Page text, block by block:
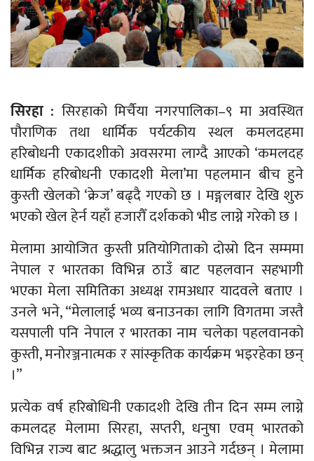
सिरहा : सिरहाको मिर्चैया नगरपालिका–९ मा अवस्थित
पौराणिक तथा धार्मिक पर्यटकीय स्थल कमलदहमा
हरिबोधनी एकादशीको अवसरमा लाग्दै आएको ‘कमलदह
धार्मिक हरिबोधनी एकादशी मेला’मा पहलमान बीच हुने
कुस्ती खेलको ‘क्रेज’ बढ्दै गएको छ । मङ्गलबार देखि शुरु
भएको खेल हेर्न यहाँ हजारौँ दर्शकको भीड लाग्ने गरेको छ ।
मेलामा आयोजित कुस्ती प्रतियोगिताको दोस्रो दिन सम्ममा
नेपाल र भारतका विभिन्न ठाउँ बाट पहलवान सहभागी
भएका मेला समितिका अध्यक्ष रामअधार यादवले बताए ।
उनले भने, “मेलालाई भव्य बनाउनका लागि विगतमा जस्तै
यसपाली पनि नेपाल र भारतका नाम चलेका पहलवानको
कुस्ती, मनोरञ्जनात्मक र सांस्कृतिक कार्यक्रम भइरहेका छन्
।”
प्रत्येक वर्ष हरिबोधिनी एकादशी देखि तीन दिन सम्म लाग्ने
कमलदह मेलामा सिरहा, सप्तरी, धनुषा एवम् भारतको
विभिन्न राज्य बाट श्रद्धालु भक्तजन आउने गर्दछन् । मेलामा